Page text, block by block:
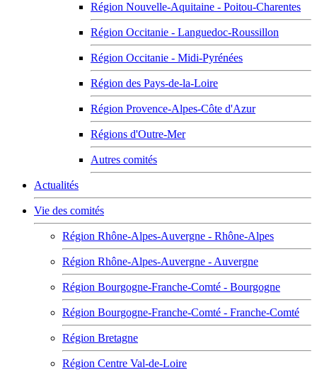
Région Nouvelle-Aquitaine - Poitou-Charentes
Région Occitanie - Languedoc-Roussillon
Région Occitanie - Midi-Pyrénées
Région des Pays-de-la-Loire
Région Provence-Alpes-Côte d'Azur
Régions d'Outre-Mer
Autres comités
Actualités
Vie des comités
Région Rhône-Alpes-Auvergne - Rhône-Alpes
Région Rhône-Alpes-Auvergne - Auvergne
Région Bourgogne-Franche-Comté - Bourgogne
Région Bourgogne-Franche-Comté - Franche-Comté
Région Bretagne
Région Centre Val-de-Loire